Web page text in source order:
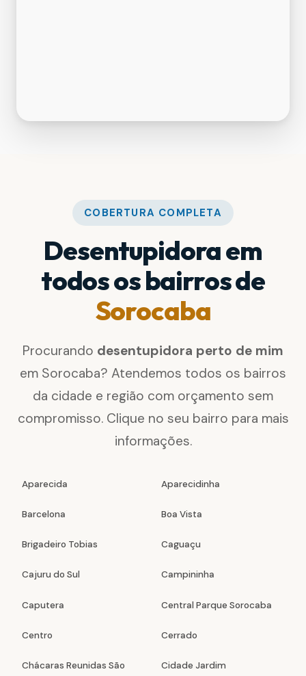
COBERTURA COMPLETA
Desentupidora em
todos os bairros de
Sorocaba
Procurando desentupidora perto de mim
em Sorocaba? Atendemos todos os bairros
da cidade e região com orçamento sem
compromisso. Clique no seu bairro para mais
informações.
Aparecida Aparecidinha
Barcelona Boa Vista
Brigadeiro Tobias Caguaçu
Cajuru do Sul Campininha
Caputera Central Parque Sorocaba
Centro Cerrado
Chácaras Reunidas São
Cidade Jardim